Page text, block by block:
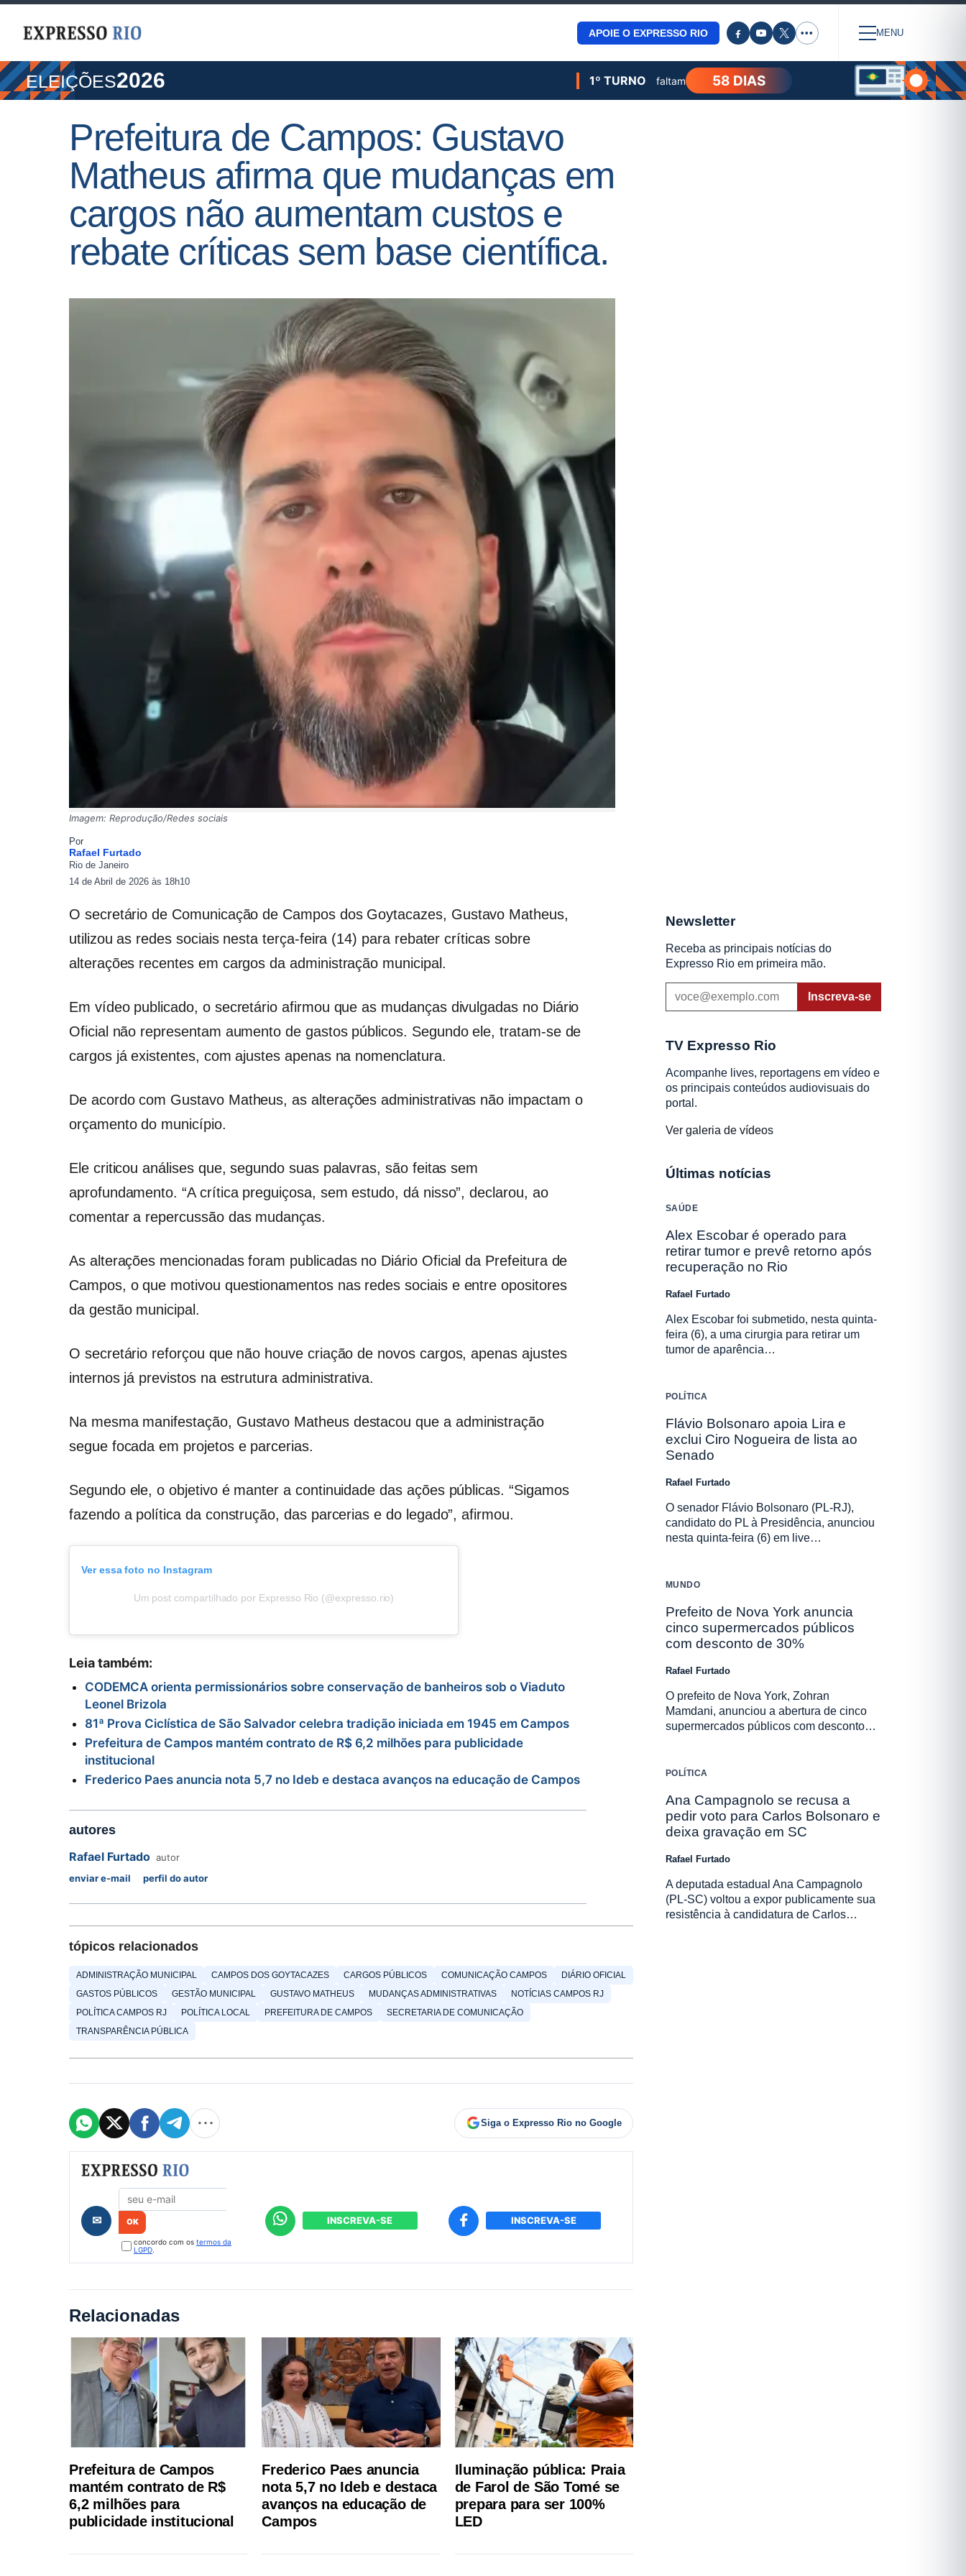
APOIE O EXPRESSO RIO ••• MENU
ELEIÇÕES2026 1º TURNO faltam 58 DIAS
Prefeitura de Campos: Gustavo
Matheus afirma que mudanças em
cargos não aumentam custos e
rebate críticas sem base científica.
Imagem: Reprodução/Redes sociais
Por
Rafael Furtado
Rio de Janeiro
14 de Abril de 2026 às 18h10
O secretário de Comunicação de Campos dos Goytacazes, Gustavo Matheus,
utilizou as redes sociais nesta terça-feira (14) para rebater críticas sobre
alterações recentes em cargos da administração municipal.
Em vídeo publicado, o secretário afirmou que as mudanças divulgadas no Diário
Oficial não representam aumento de gastos públicos. Segundo ele, tratam-se de
cargos já existentes, com ajustes apenas na nomenclatura.
De acordo com Gustavo Matheus, as alterações administrativas não impactam o
orçamento do município.
Ele criticou análises que, segundo suas palavras, são feitas sem
aprofundamento. “A crítica preguiçosa, sem estudo, dá nisso”, declarou, ao
comentar a repercussão das mudanças.
As alterações mencionadas foram publicadas no Diário Oficial da Prefeitura de
Campos, o que motivou questionamentos nas redes sociais e entre opositores
da gestão municipal.
O secretário reforçou que não houve criação de novos cargos, apenas ajustes
internos já previstos na estrutura administrativa.
Na mesma manifestação, Gustavo Matheus destacou que a administração
segue focada em projetos e parcerias.
Segundo ele, o objetivo é manter a continuidade das ações públicas. “Sigamos
fazendo a política da construção, das parcerias e do legado”, afirmou.
Ver essa foto no Instagram
Um post compartilhado por Expresso Rio (@expresso.rio)
Leia também:
CODEMCA orienta permissionários sobre conservação de banheiros sob o Viaduto
Leonel Brizola
81ª Prova Ciclística de São Salvador celebra tradição iniciada em 1945 em Campos
Prefeitura de Campos mantém contrato de R$ 6,2 milhões para publicidade
institucional
Frederico Paes anuncia nota 5,7 no Ideb e destaca avanços na educação de Campos
autores
Rafael Furtado autor
enviar e-mail
perfil do autor
tópicos relacionados
ADMINISTRAÇÃO MUNICIPAL CAMPOS DOS GOYTACAZES CARGOS PÚBLICOS COMUNICAÇÃO CAMPOS
DIÁRIO OFICIAL
GASTOS PÚBLICOS
GESTÃO MUNICIPAL GUSTAVO MATHEUS MUDANÇAS ADMINISTRATIVAS
NOTÍCIAS CAMPOS RJ
POLÍTICA CAMPOS RJ
POLÍTICA LOCAL PREFEITURA DE CAMPOS
SECRETARIA DE COMUNICAÇÃO
TRANSPARÊNCIA PÚBLICA
Siga o Expresso Rio no Google
Formulário de cadastro
✉
concordo com os termos da
LGPD.
INSCREVA-SE INSCREVA-SE
Relacionadas
Prefeitura de Campos
mantém contrato de R$
6,2 milhões para
publicidade institucional
Frederico Paes anuncia
nota 5,7 no Ideb e destaca
avanços na educação de
Campos
Iluminação pública: Praia
de Farol de São Tomé se
prepara para ser 100%
LED
Newsletter
Receba as principais notícias do
Expresso Rio em primeira mão.
Inscreva-se
TV Expresso Rio
Acompanhe lives, reportagens em vídeo e
os principais conteúdos audiovisuais do
portal.
Ver galeria de vídeos
Últimas notícias
SAÚDE
Alex Escobar é operado para
retirar tumor e prevê retorno após
recuperação no Rio
Rafael Furtado
Alex Escobar foi submetido, nesta quinta-
feira (6), a uma cirurgia para retirar um
tumor de aparência…
POLÍTICA
Flávio Bolsonaro apoia Lira e
exclui Ciro Nogueira de lista ao
Senado
Rafael Furtado
O senador Flávio Bolsonaro (PL-RJ),
candidato do PL à Presidência, anunciou
nesta quinta-feira (6) em live…
MUNDO
Prefeito de Nova York anuncia
cinco supermercados públicos
com desconto de 30%
Rafael Furtado
O prefeito de Nova York, Zohran
Mamdani, anunciou a abertura de cinco
supermercados públicos com desconto…
POLÍTICA
Ana Campagnolo se recusa a
pedir voto para Carlos Bolsonaro e
deixa gravação em SC
Rafael Furtado
A deputada estadual Ana Campagnolo
(PL-SC) voltou a expor publicamente sua
resistência à candidatura de Carlos…